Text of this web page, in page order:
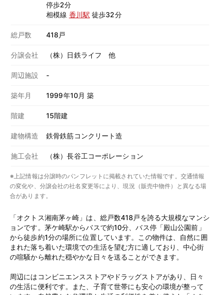
停歩2分
相模線 香川駅 徒歩32分
総戸数 418戸
分譲会社 （株）日鉄ライフ 他
周辺施設 -
築年月 1999年10月 築
階建 15階建
建物構造 鉄骨鉄筋コンクリート造
施工会社 （株）長谷工コーポレーション
※上記情報は分譲時のパンフレットに掲載されていた情報です。交通情報
の変化や、分譲会社の社名変更等により、現況（販売中物件）と異なる場
合があります。
「オクトス湘南茅ヶ崎」は、総戸数418戸を誇る大規模なマンシ
ョンです。茅ケ崎駅からバスで約10分、バス停「殿山公園前」
から徒歩約1分の場所に位置しています。この物件は、自然に囲
まれた落ち着いた環境での生活を望む方に適しており、中心街
の喧騒から離れた穏やかな日々を送ることができます。
周辺にはコンビニエンスストアやドラッグストアがあり、日々
の生活に便利です。また、子育て世帯にも安心の環境が整って